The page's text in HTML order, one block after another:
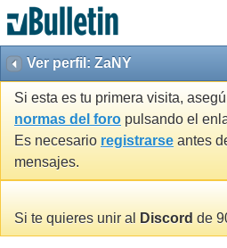
Ver perfil: ZaNY
Si esta es tu primera visita,
normas del foro pulsando el
Es necesario registrarse antes
mensajes.
Si te quieres unir al Discord de